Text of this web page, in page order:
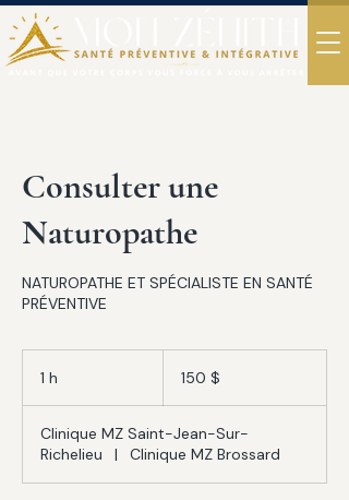
Consulter une
Naturopathe
NATUROPATHE ET SPÉCIALISTE EN SANTÉ
PRÉVENTIVE
1 h 150 $
Clinique MZ Saint-Jean-Sur-
Richelieu
| Clinique MZ Brossard